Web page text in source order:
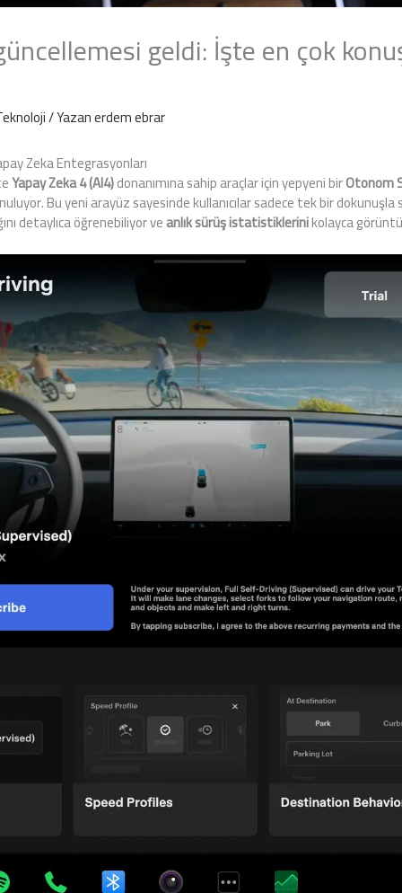
geldi: İşte en çok
/ Yazanerdem ebrar
Zeka Entegrasyonları
Yapay Zeka 4 (AI4)donanımına sahip araçlar için yepyeni birOtonom
Bu yeni arayüz sayesinde kullanıcılar sadece tek bir
detaylıca öğrenebiliyor veanlık sürüş istatistiklerinikolayca